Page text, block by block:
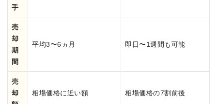
手
売
却
期
間
平均3〜6ヵ月 即日〜1週間も可能
売
却
相場価格に近い額 相場価格の7割前後